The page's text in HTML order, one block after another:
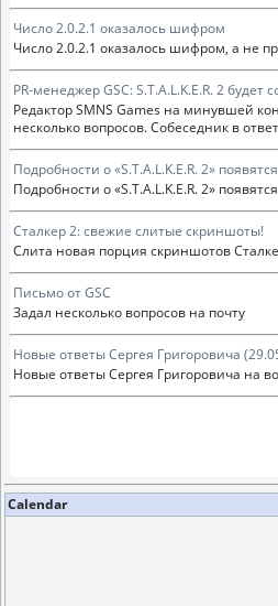
Число 2.0.2.1 оказалось шифром
Число 2.0.2.1 оказалось шифром, а не
PR-менеджер GSC: S.T.A.L.K.E.R. 2
Редактор SMNS Games на минувшей
несколько вопросов. Собеседник в
Подробности о «S.T.A.L.K.E.R. 2»
Подробности о «S.T.A.L.K.E.R. 2»
Сталкер 2: свежие слитые скриншоты!
Слита новая порция скриншотов
Письмо от GSC
Задал несколько вопросов на почту
Новые ответы Сергея Григоровича
Новые ответы Сергея Григоровича на
Calendar